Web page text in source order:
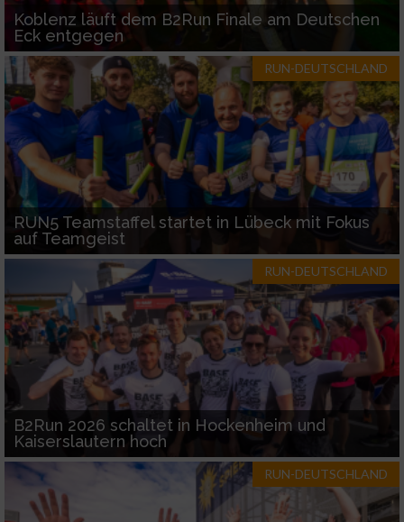
Koblenz läuft dem B2Run Finale am Deutschen
Eck entgegen
RUN-DEUTSCHLAND
RUN5 Teamstaffel startet in Lübeck mit Fokus
auf Teamgeist
RUN-DEUTSCHLAND
B2Run 2026 schaltet in Hockenheim und
Kaiserslautern hoch
RUN-DEUTSCHLAND